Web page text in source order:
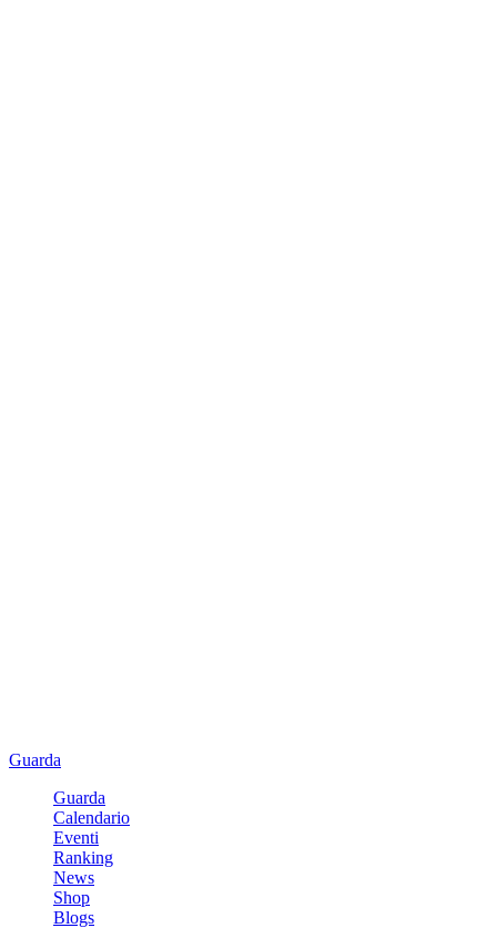
Guarda
Guarda
Calendario
Eventi
Ranking
News
Shop
Blogs